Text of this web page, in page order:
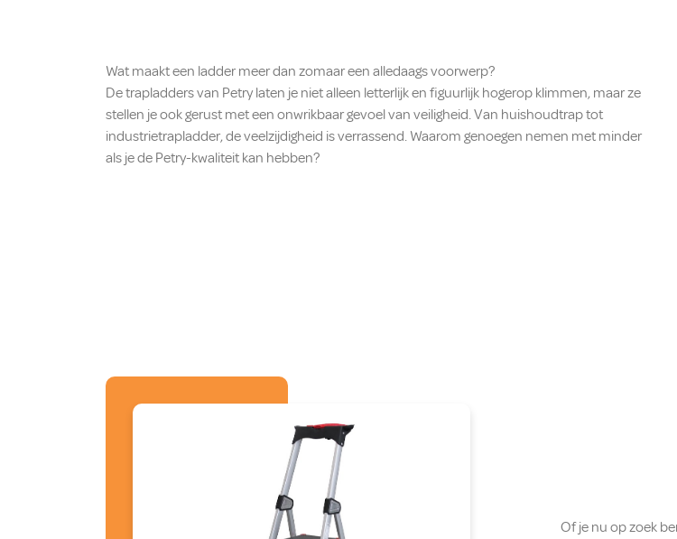
Wat maakt een ladder meer dan zomaar een alledaags voorwerp?
​​​​​​​De trapladders van Petry laten je niet alleen letterlijk en figuurlijk hogerop klimmen, maar ze
stellen je ook gerust met een onwrikbaar gevoel van veiligheid. Van huishoudtrap tot
industrietrapladder, de veelzijdigheid is verrassend. Waarom genoegen nemen met minder
als je de Petry-kwaliteit kan hebben?
Of je nu op zoek